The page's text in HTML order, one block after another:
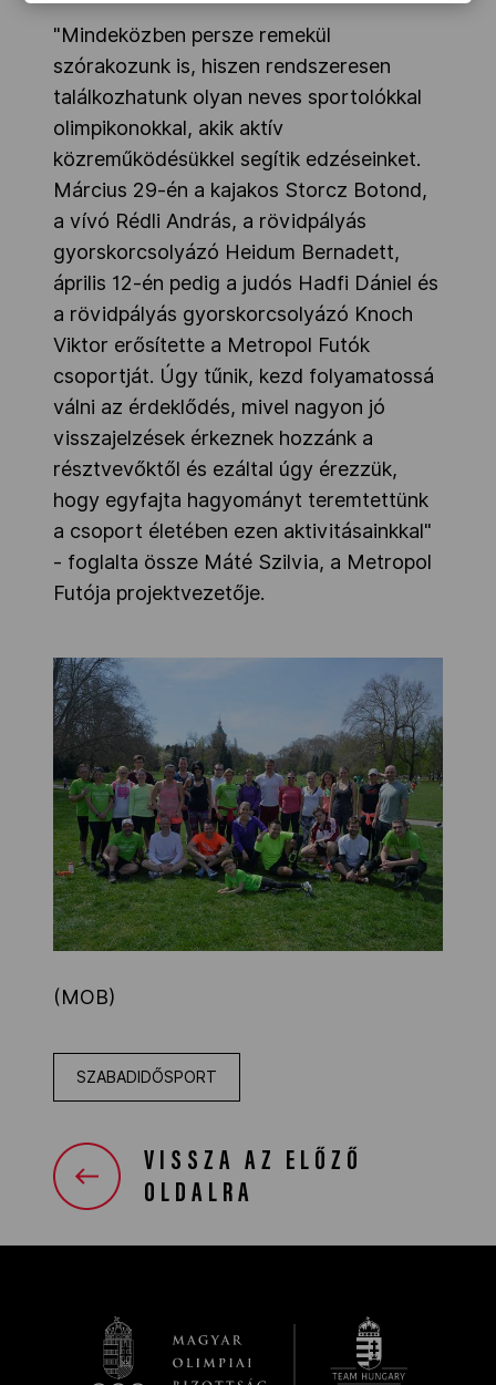
"Mindeközben persze remekül
szórakozunk is, hiszen rendszeresen
találkozhatunk olyan neves sportolókkal
olimpikonokkal, akik aktív
közreműködésükkel segítik edzéseinket.
Március 29-én a kajakos Storcz Botond,
a vívó Rédli András, a rövidpályás
gyorskorcsolyázó Heidum Bernadett,
április 12-én pedig a judós Hadfi Dániel és
a rövidpályás gyorskorcsolyázó Knoch
Viktor erősítette a Metropol Futók
csoportját. Úgy tűnik, kezd folyamatossá
válni az érdeklődés, mivel nagyon jó
visszajelzések érkeznek hozzánk a
résztvevőktől és ezáltal úgy érezzük,
hogy egyfajta hagyományt teremtettünk
a csoport életében ezen aktivitásainkkal"
- foglalta össze Máté Szilvia, a Metropol
Futója projektvezetője.
(MOB)
SZABADIDŐSPORT
VISSZA AZ ELŐZŐ
OLDALRA